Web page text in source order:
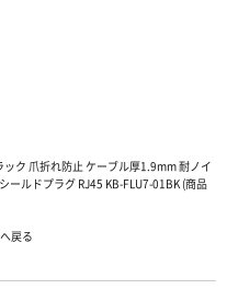
ク 爪折れ防止 ケーブル厚1.9mm 耐ノイ
ールドプラグ RJ45 KB-FLU7-01BK (商品
戻る